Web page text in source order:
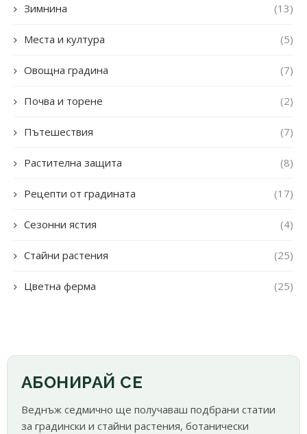
Зимнина (13)
Места и култура (5)
Овощна градина (7)
Почва и торене (2)
Пътешествия (7)
Растителна защита (8)
Рецепти от градината (17)
Сезонни ястия (4)
Стайни растения (25)
Цветна ферма (25)
АБОНИРАЙ СЕ
Веднъж седмично ще получаваш подбрани статии
за градински и стайни растения, ботанически